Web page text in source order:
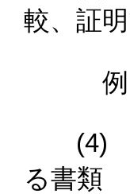
較、証
例
(4) 指
る書類